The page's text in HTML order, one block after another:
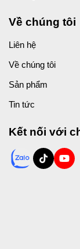
Về chúng tôi
Liên hệ
Về chúng tôi
Sản phẩm
Tin tức
Kết nối với